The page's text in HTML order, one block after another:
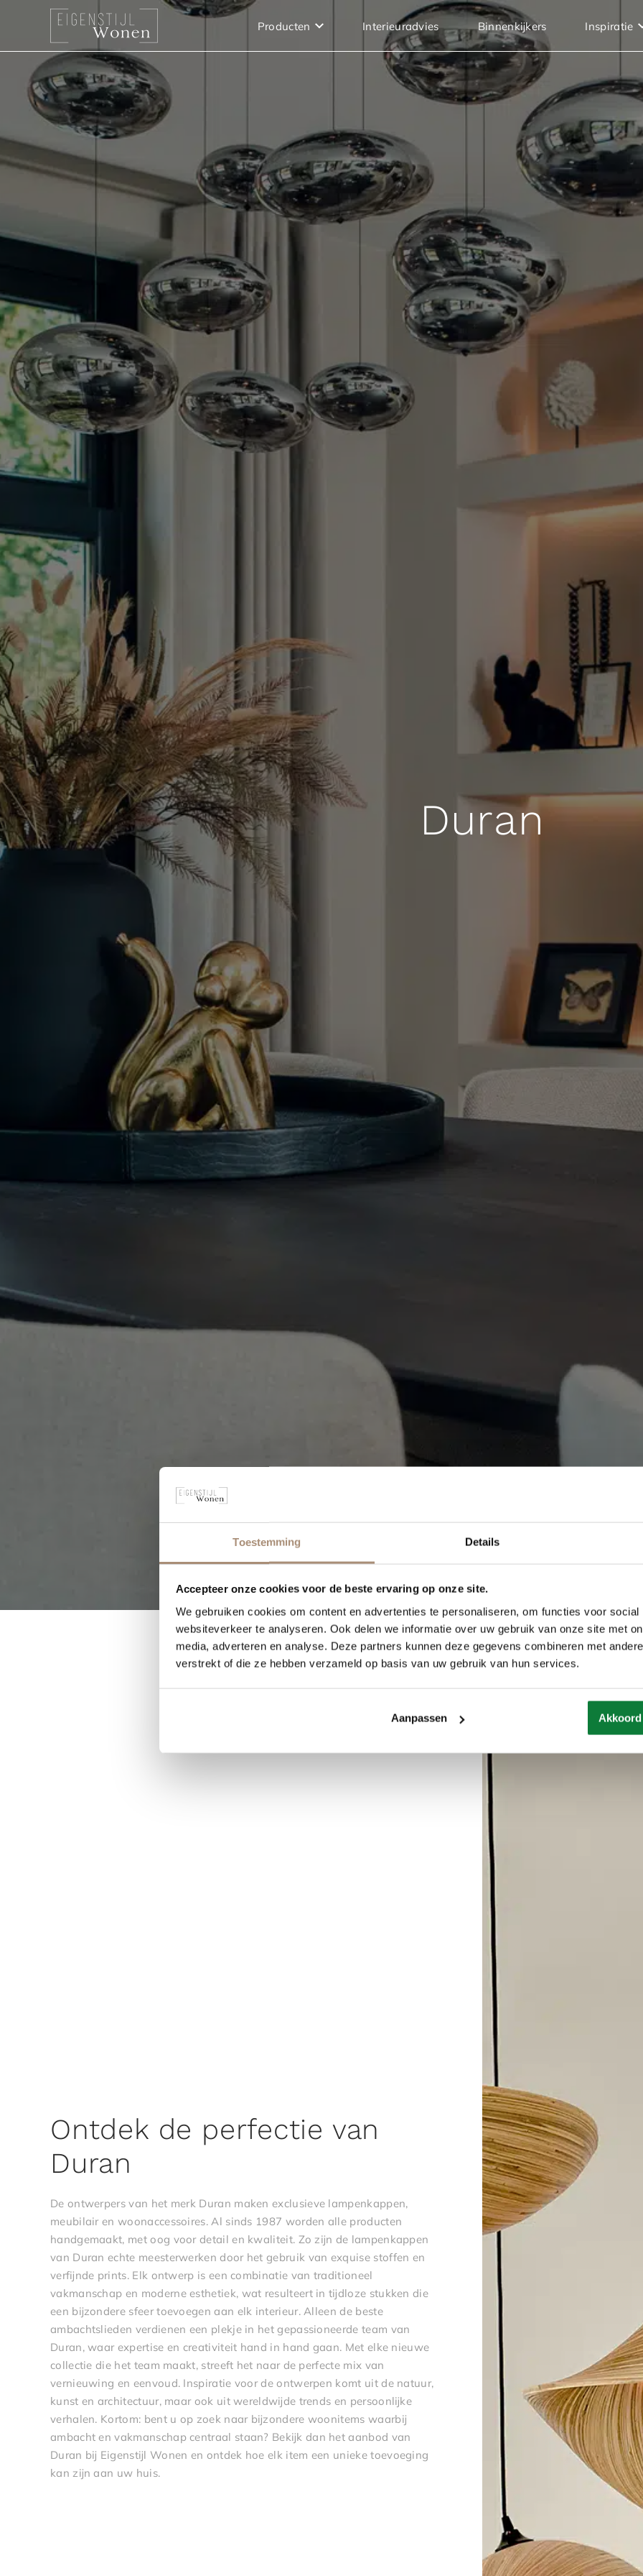
Toestemming Details
Accepteer onze cookies voor de beste ervaring op onze site.
We gebruiken cookies om content en advertenties te personaliseren, om functies voor
websiteverkeer te analyseren. Ook delen we informatie over uw gebruik van onze site met
media, adverteren en analyse. Deze partners kunnen deze gegevens combineren met
verstrekt of die ze hebben verzameld op basis van uw gebruik van hun services.
Aanpassen Akkoord
Producten Interieuradvies Binnenkijkers Inspiratie
Duran
Ontdek de perfectie van
Duran
De ontwerpers van het merk Duran maken exclusieve lampenkappen,
meubilair en woonaccessoires. Al sinds 1987 worden alle producten
handgemaakt, met oog voor detail en kwaliteit. Zo zijn de lampenkappen
van Duran echte meesterwerken door het gebruik van exquise stoffen en
verfijnde prints. Elk ontwerp is een combinatie van traditioneel
vakmanschap en moderne esthetiek, wat resulteert in tijdloze stukken die
een bijzondere sfeer toevoegen aan elk interieur. Alleen de beste
ambachtslieden verdienen een plekje in het gepassioneerde team van
Duran, waar expertise en creativiteit hand in hand gaan. Met elke nieuwe
collectie die het team maakt, streeft het naar de perfecte mix van
vernieuwing en eenvoud. Inspiratie voor de ontwerpen komt uit de natuur,
kunst en architectuur, maar ook uit wereldwijde trends en persoonlijke
verhalen. Kortom: bent u op zoek naar bijzondere woonitems waarbij
ambacht en vakmanschap centraal staan? Bekijk dan het aanbod van
Duran bij Eigenstijl Wonen en ontdek hoe elk item een unieke toevoeging
kan zijn aan uw huis.